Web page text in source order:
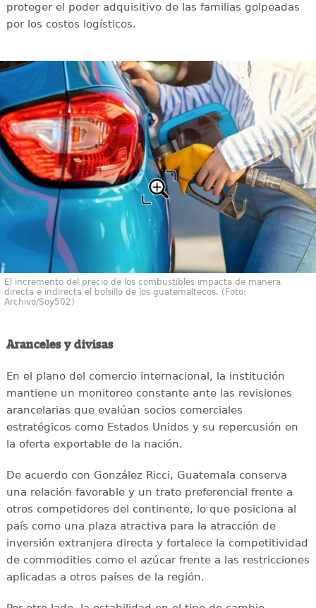
proteger el poder adquisitivo de las familias golpeadas
por los costos logísticos.
El incremento del precio de los combustibles impacta de manera
directa e indirecta el bolsillo de los guatemaltecos. (Foto:
Archivo/Soy502)
Aranceles y divisas
En el plano del comercio internacional, la institución
mantiene un monitoreo constante ante las revisiones
arancelarias que evalúan socios comerciales
estratégicos como Estados Unidos y su repercusión en
la oferta exportable de la nación.
De acuerdo con González Ricci, Guatemala conserva
una relación favorable y un trato preferencial frente a
otros competidores del continente, lo que posiciona al
país como una plaza atractiva para la atracción de
inversión extranjera directa y fortalece la competitividad
de commodities como el azúcar frente a las restricciones
aplicadas a otros países de la región.